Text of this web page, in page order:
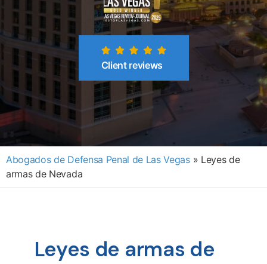
Client reviews
Abogados de Defensa Penal de Las Vegas » Leyes de
armas de Nevada
Leyes de armas de